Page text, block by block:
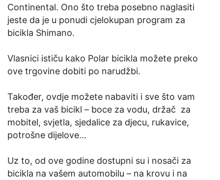
Continental. Ono što treba posebno naglasiti
jeste da je u ponudi cjelokupan program za
bicikla Shimano.
Vlasnici ističu kako Polar bicikla možete preko
ove trgovine dobiti po narudžbi.
Također, ovdje možete nabaviti i sve što vam
treba za vaš bicikl – boce za vodu, držač za
mobitel, svjetla, sjedalice za djecu, rukavice,
potrošne dijelove…
Uz to, od ove godine dostupni su i nosači za
bicikla na vašem automobilu – na krovu i na